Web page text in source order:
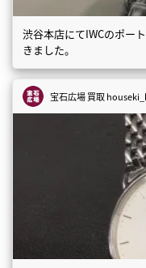
渋谷本店にてIWCのポー
きました。
宝石広場 買取